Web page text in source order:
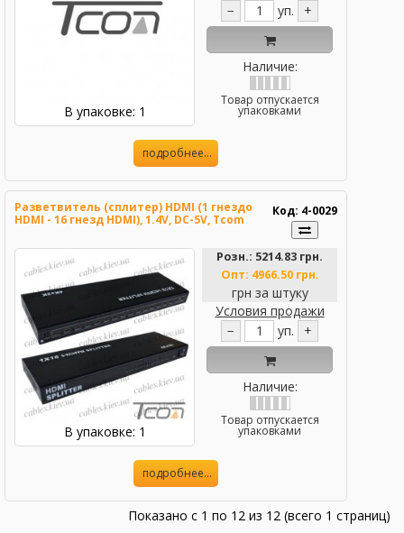
В упаковке: 1
−
уп. +
Наличие:
Товар отпускается
упаковками
подробнее...
Разветвитель (сплитер) HDMI (1 гнездо
HDMI - 16 гнезд HDMI), 1.4V, DC-5V, Tcom
Код: 4-0029
В упаковке: 1
Розн.: 5214.83 грн.
Опт: 4966.50 грн.
грн за штуку
Условия продажи
−
уп. +
Наличие:
Товар отпускается
упаковками
подробнее...
Показано с 1 по 12 из 12 (всего 1 страниц)